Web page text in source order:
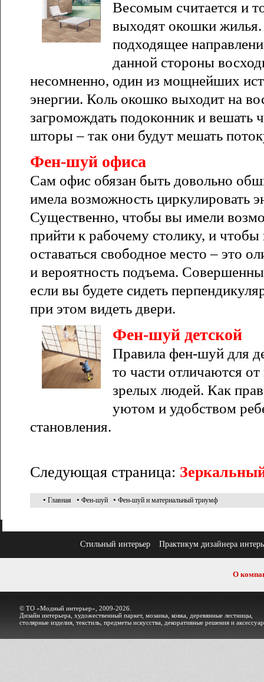
Весомым считается и
выходят окошки жилья.
подходящее
данной стороны
несомненно, один из мощнейших
энергии. Коль окошко выходит на
загромождать подоконник и вешать
шторы – так они будут мешать
Фен-шуй офиса
Сам офис обязан быть довольно
имела возможность циркулировать
Существенно, чтобы вы имели
прийти к рабочему столику, и чтобы
оставаться свободное место – это
и вероятность подъема.
если вы будете сидеть
при этом видеть двери.
Фен-шуй детской
Правила фен-шуй для
то части отличаются
зрелых людей. Как
уютом и удобством
становления.
Следующая страница:
• Главная • Фен-шуй • Фен-шуй и материальный триумф
Стильный интерьер Практикум дизайнера
О
© ТО «Модный интерьер», 2009-2026.
Дизайн интерьера, художественный паркет, мозаика, ковка, деревянные лестницы,
столярные изделия, текстиль, предметы искусства, декоративные решения и